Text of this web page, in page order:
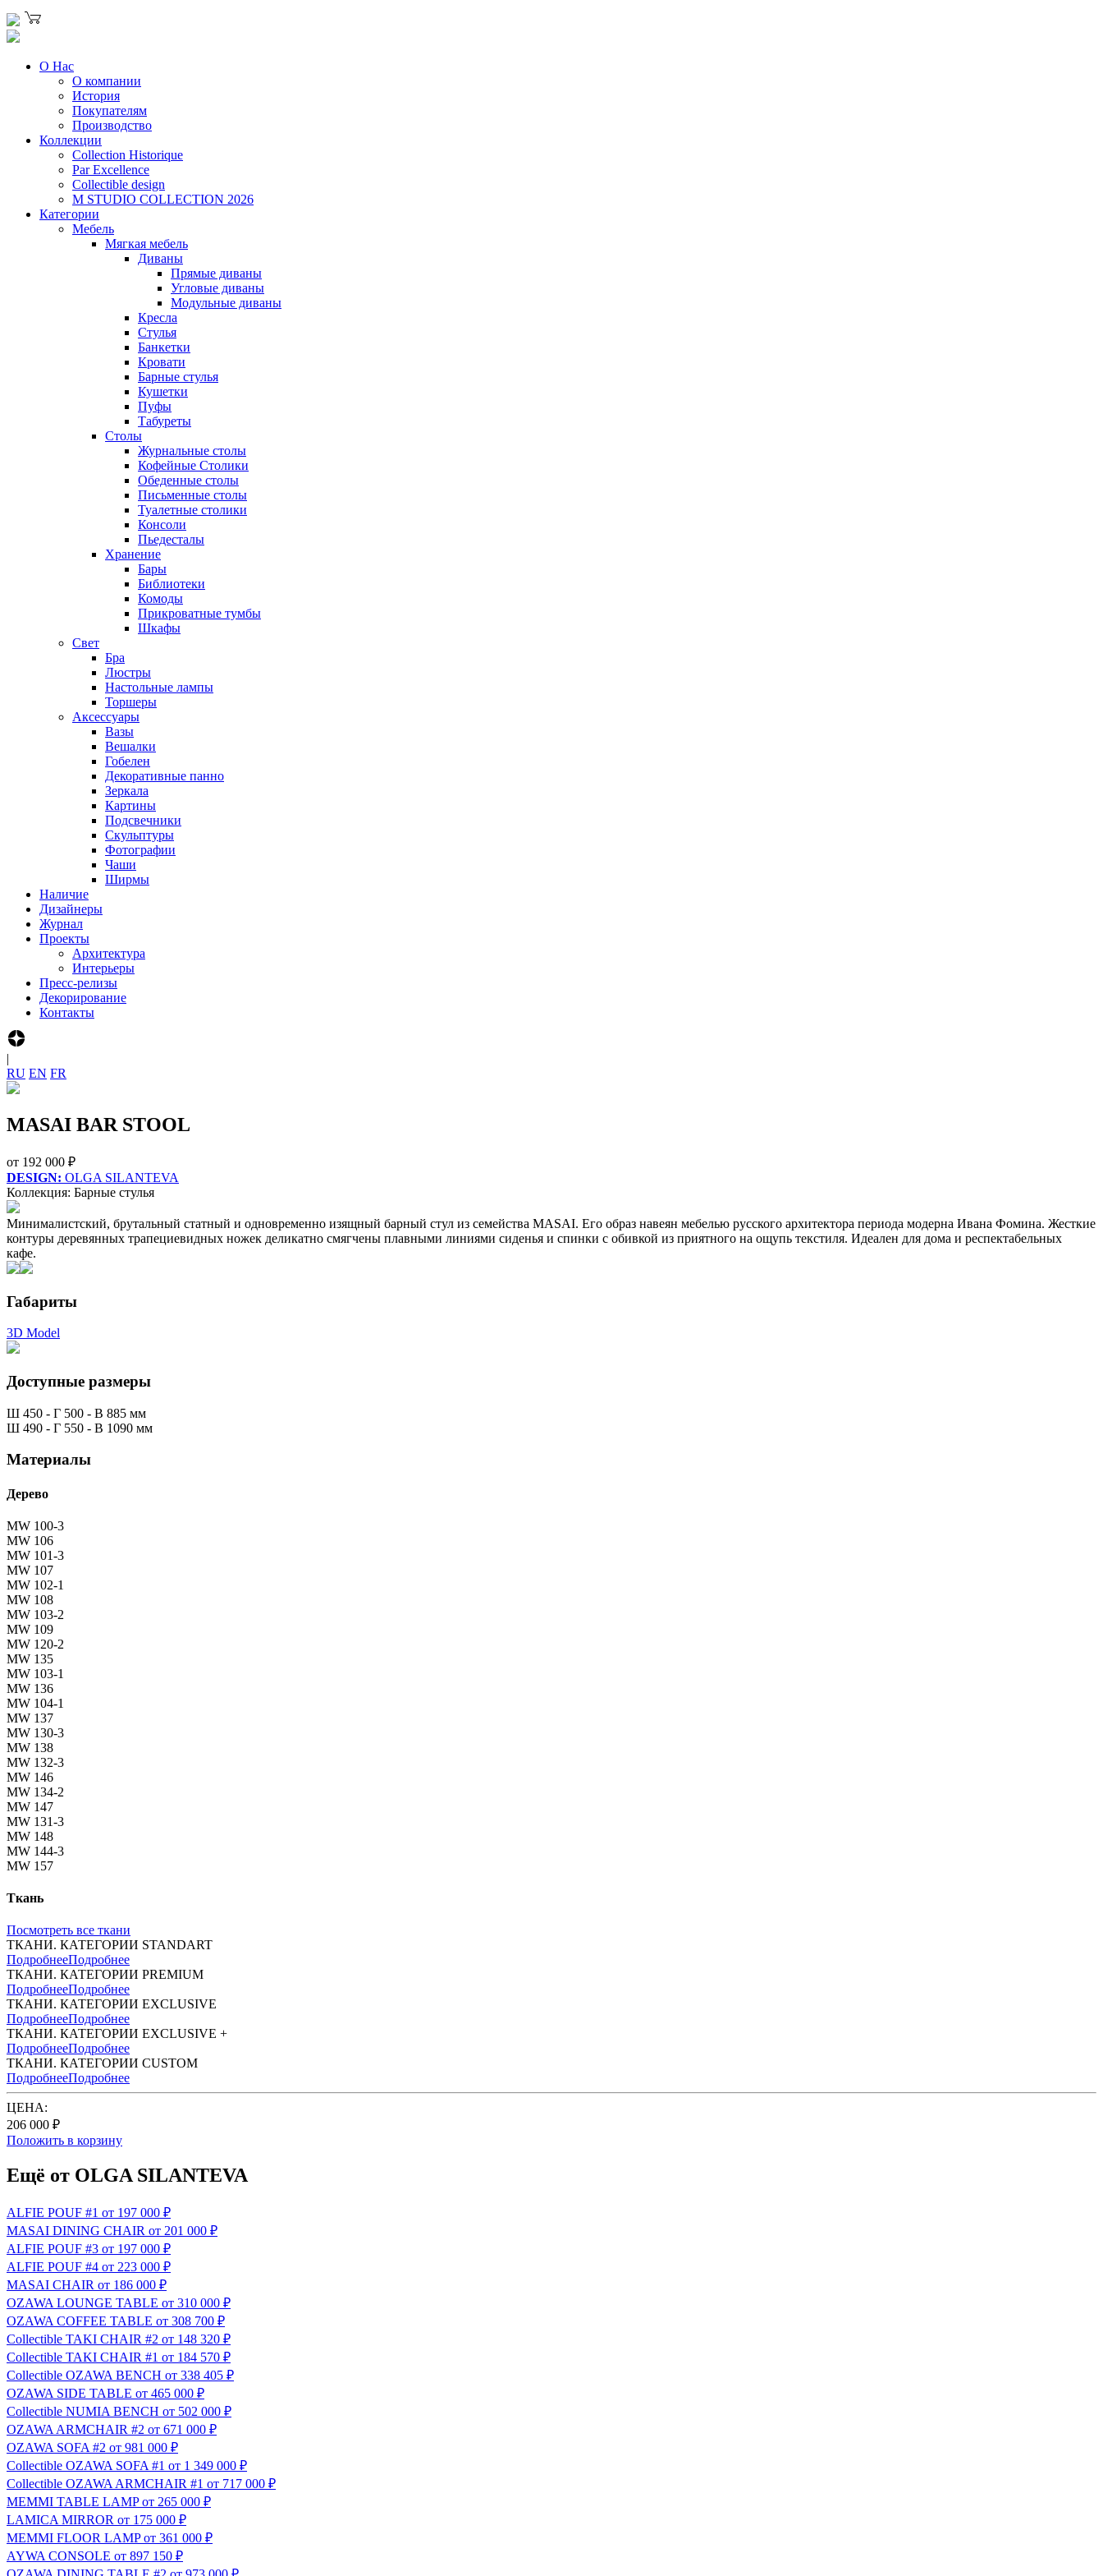
О Нас
О компании
История
Покупателям
Производство
Коллекции
Collection Historique
Par Excellence
Collectible design
M STUDIO COLLECTION 2026
Категории
Мебель
Мягкая мебель
Диваны
Прямые диваны
Угловые диваны
Модульные диваны
Кресла
Стулья
Банкетки
Кровати
Барные стулья
Кушетки
Пуфы
Табуреты
Столы
Журнальные столы
Кофейные Столики
Обеденные столы
Письменные столы
Туалетные столики
Консоли
Пьедесталы
Хранение
Бары
Библиотеки
Комоды
Прикроватные тумбы
Шкафы
Свет
Бра
Люстры
Настольные лампы
Торшеры
Аксессуары
Вазы
Вешалки
Гобелен
Декоративные панно
Зеркала
Картины
Подсвечники
Скульптуры
Фотографии
Чаши
Ширмы
Наличие
Дизайнеры
Журнал
Проекты
Архитектура
Интерьеры
Пресс-релизы
Декорирование
Контакты
|
R‍U E‍N F‍R
MASAI BAR STOOL
от 192 000 ₽
DESIGN: OLGA SILANTEVA
Коллекция: Барные стулья
Минималистский, брутальный статный и одновременно изящный барный стул из семейства MASAI. Его образ навеян мебелью русского архитектора периода модерна Ивана Фомина. Жесткие
контуры деревянных трапециевидных ножек деликатно смягчены плавными линиями сиденья и спинки с обивкой из приятного на ощупь текстиля. Идеален для дома и респектабельных
кафе.
Габариты
3D Model
Доступные размеры
Ш 450 - Г 500 - В 885 мм
Ш 490 - Г 550 - В 1090 мм
Материалы
Дерево
MW 100-3
MW 106
MW 101-3
MW 107
MW 102-1
MW 108
MW 103-2
MW 109
MW 120-2
MW 135
MW 103-1
MW 136
MW 104-1
MW 137
MW 130-3
MW 138
MW 132-3
MW 146
MW 134-2
MW 147
MW 131-3
MW 148
MW 144-3
MW 157
Ткань
Посмотреть все ткани
ТКАНИ. КАТЕГОРИИ STANDART
ПодробнееПодробнее
ТКАНИ. КАТЕГОРИИ PREMIUM
ПодробнееПодробнее
ТКАНИ. КАТЕГОРИИ EXCLUSIVE
ПодробнееПодробнее
ТКАНИ. КАТЕГОРИИ EXCLUSIVE +
ПодробнееПодробнее
ТКАНИ. КАТЕГОРИИ CUSTOM
ПодробнееПодробнее
ЦЕНА:
206 000 ₽
Положить в корзину
Ещё от OLGA SILANTEVA
ALFIE POUF #1 от 197 000 ₽
MASAI DINING CHAIR от 201 000 ₽
ALFIE POUF #3 от 197 000 ₽
ALFIE POUF #4 от 223 000 ₽
MASAI CHAIR от 186 000 ₽
OZAWA LOUNGE TABLE от 310 000 ₽
OZAWA COFFEE TABLE от 308 700 ₽
Сollectible TAKI CHAIR #2 от 148 320 ₽
Сollectible TAKI CHAIR #1 от 184 570 ₽
Сollectible OZAWA BENCH от 338 405 ₽
OZAWA SIDE TABLE от 465 000 ₽
Сollectible NUMIA BENCH от 502 000 ₽
OZAWA ARMCHAIR #2 от 671 000 ₽
OZAWA SOFA #2 от 981 000 ₽
Сollectible OZAWA SOFA #1 от 1 349 000 ₽
Сollectible OZAWA ARMCHAIR #1 от 717 000 ₽
MEMMI TABLE LAMP от 265 000 ₽
LAMICA MIRROR от 175 000 ₽
MEMMI FLOOR LAMP от 361 000 ₽
AYWA CONSOLE от 897 150 ₽